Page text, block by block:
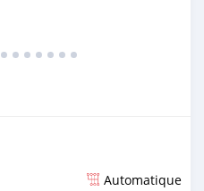
Automatique